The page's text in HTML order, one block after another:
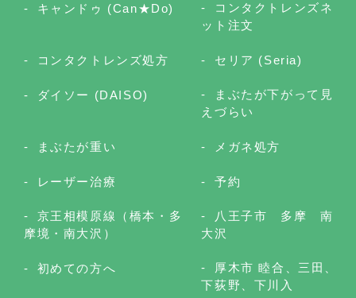
キャンドゥ (Can★Do)
コンタクトレンズネ
ット注文
コンタクトレンズ処方 セリア (Seria)
ダイソー (DAISO)
まぶたが下がって見
えづらい
まぶたが重い メガネ処方
レーザー治療 予約
京王相模原線（橋本・多
摩境・南大沢）
八王子市 多摩 南
大沢
初めての方へ
厚木市 睦合、三田、
下荻野、下川入